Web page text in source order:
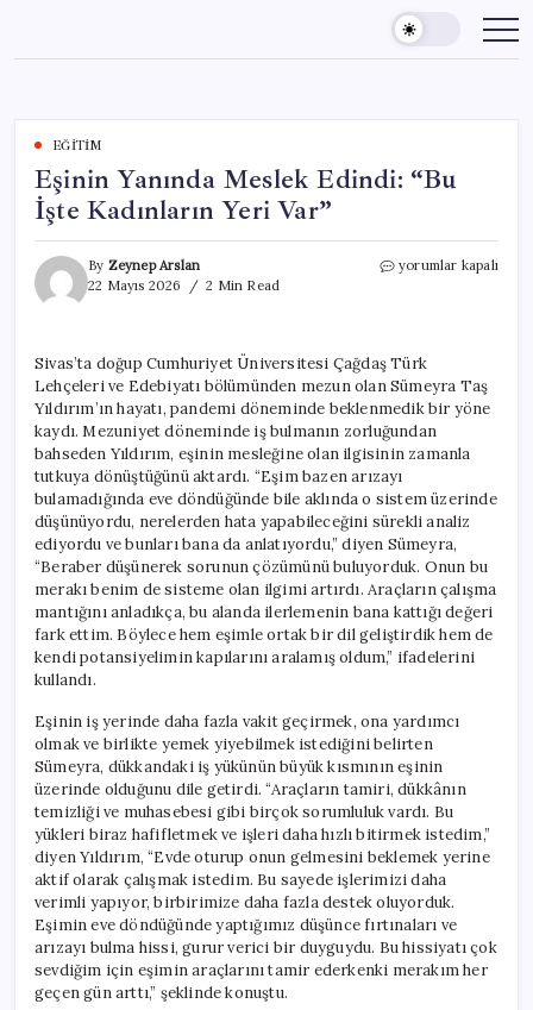
content
EĞITIM
Eşinin Yanında Meslek Edindi: “Bu
İşte Kadınların Yeri Var”
By Zeynep Arslan
22 Mayıs 2026
2 Min Read
Eşinin
İşte
Kadınların
Yeri
Var”
yorumlar kapalı
Sivas’ta doğup Cumhuriyet Üniversitesi Çağdaş Türk
Lehçeleri ve Edebiyatı bölümünden mezun olan Sümeyra Taş
Yıldırım’ın hayatı, pandemi döneminde beklenmedik bir yöne
kaydı. Mezuniyet döneminde iş bulmanın zorluğundan
bahseden Yıldırım, eşinin mesleğine olan ilgisinin zamanla
tutkuya dönüştüğünü aktardı. “Eşim bazen arızayı
bulamadığında eve döndüğünde bile aklında o sistem üzerinde
düşünüyordu, nerelerden hata yapabileceğini sürekli analiz
ediyordu ve bunları bana da anlatıyordu,” diyen Sümeyra,
“Beraber düşünerek sorunun çözümünü buluyorduk. Onun bu
merakı benim de sisteme olan ilgimi artırdı. Araçların çalışma
mantığını anladıkça, bu alanda ilerlemenin bana kattığı değeri
fark ettim. Böylece hem eşimle ortak bir dil geliştirdik hem de
kendi potansiyelimin kapılarını aralamış oldum,” ifadelerini
kullandı.
Eşinin iş yerinde daha fazla vakit geçirmek, ona yardımcı
olmak ve birlikte yemek yiyebilmek istediğini belirten
Sümeyra, dükkandaki iş yükünün büyük kısmının eşinin
üzerinde olduğunu dile getirdi. “Araçların tamiri, dükkânın
temizliği ve muhasebesi gibi birçok sorumluluk vardı. Bu
yükleri biraz hafifletmek ve işleri daha hızlı bitirmek istedim,”
diyen Yıldırım, “Evde oturup onun gelmesini beklemek yerine
aktif olarak çalışmak istedim. Bu sayede işlerimizi daha
verimli yapıyor, birbirimize daha fazla destek oluyorduk.
Eşimin eve döndüğünde yaptığımız düşünce fırtınaları ve
arızayı bulma hissi, gurur verici bir duyguydu. Bu hissiyatı çok
sevdiğim için eşimin araçlarını tamir ederkenki merakım her
geçen gün arttı,” şeklinde konuştu.